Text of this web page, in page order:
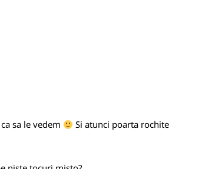
sa le vedem
Si atunci poarta rochite